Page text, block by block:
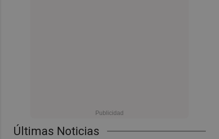
Últimas Noticias